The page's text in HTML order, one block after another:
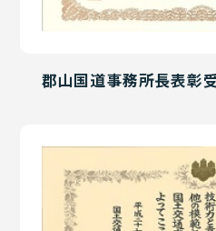
郡山国道事務所長表彰